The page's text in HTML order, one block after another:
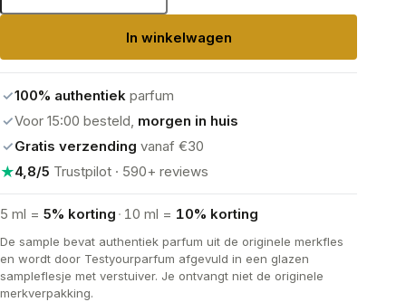
MYSLF
In winkelwagen
✓100% authentiek parfum
✓Voor 15:00 besteld, morgen in huis
✓Gratis verzending vanaf €30
★4,8/5 Trustpilot · 590+ reviews
5 ml = 5% korting · 10 ml = 10% korting
De sample bevat authentiek parfum uit de originele merkfles
en wordt door Testyourparfum afgevuld in een glazen
sampleflesje met verstuiver. Je ontvangt niet de originele
merkverpakking.